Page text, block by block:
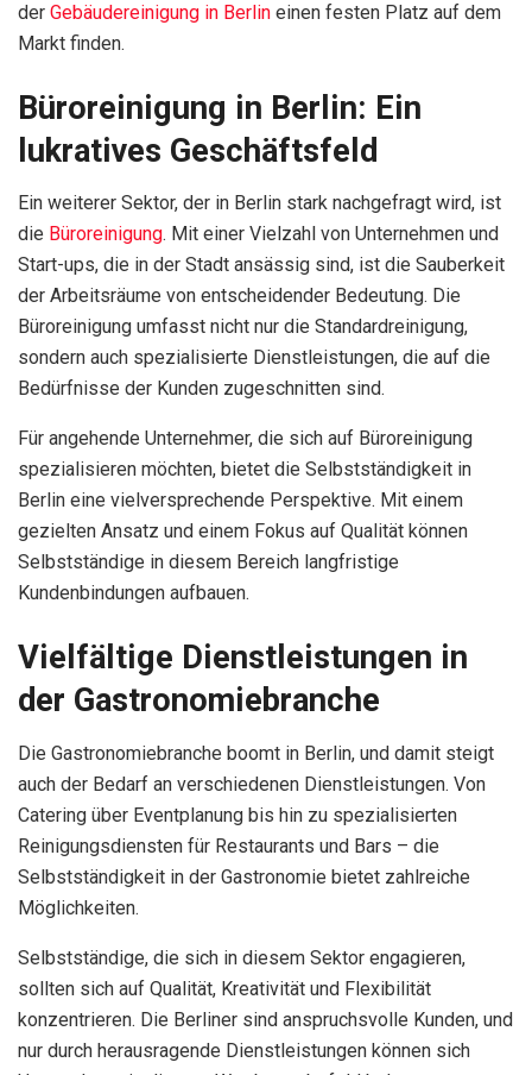
der Gebäudereinigung in Berlin einen festen Platz auf dem
Markt finden.
Büroreinigung in Berlin: Ein
lukratives Geschäftsfeld
Ein weiterer Sektor, der in Berlin stark nachgefragt wird, ist
die Büroreinigung. Mit einer Vielzahl von Unternehmen und
Start-ups, die in der Stadt ansässig sind, ist die Sauberkeit
der Arbeitsräume von entscheidender Bedeutung. Die
Büroreinigung umfasst nicht nur die Standardreinigung,
sondern auch spezialisierte Dienstleistungen, die auf die
Bedürfnisse der Kunden zugeschnitten sind.
Für angehende Unternehmer, die sich auf Büroreinigung
spezialisieren möchten, bietet die Selbstständigkeit in
Berlin eine vielversprechende Perspektive. Mit einem
gezielten Ansatz und einem Fokus auf Qualität können
Selbstständige in diesem Bereich langfristige
Kundenbindungen aufbauen.
Vielfältige Dienstleistungen in
der Gastronomiebranche
Die Gastronomiebranche boomt in Berlin, und damit steigt
auch der Bedarf an verschiedenen Dienstleistungen. Von
Catering über Eventplanung bis hin zu spezialisierten
Reinigungsdiensten für Restaurants und Bars – die
Selbstständigkeit in der Gastronomie bietet zahlreiche
Möglichkeiten.
Selbstständige, die sich in diesem Sektor engagieren,
sollten sich auf Qualität, Kreativität und Flexibilität
konzentrieren. Die Berliner sind anspruchsvolle Kunden, und
nur durch herausragende Dienstleistungen können sich